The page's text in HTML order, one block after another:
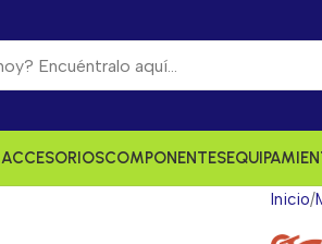
ACCESORIOSCOMPONENTES
Inicio